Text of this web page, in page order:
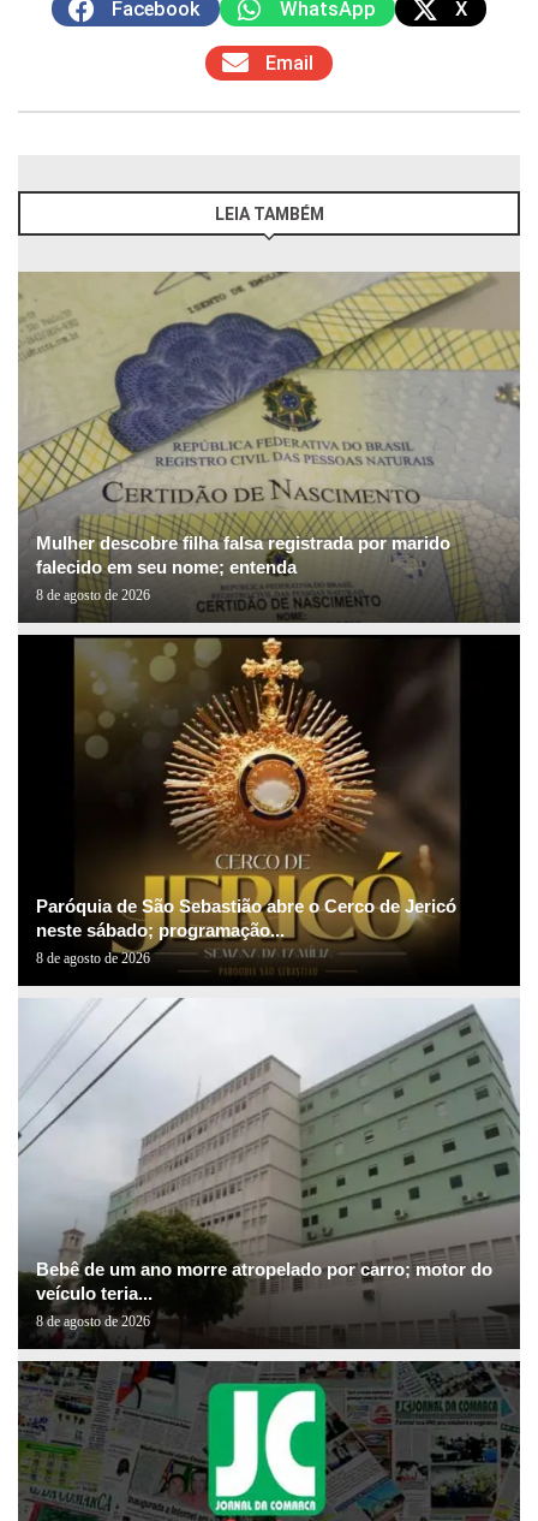
Facebook WhatsApp X
Email
LEIA TAMBÉM
Mulher descobre filha falsa registrada por marido
falecido em seu nome; entenda
8 de agosto de 2026
Paróquia de São Sebastião abre o Cerco de Jericó
neste sábado; programação...
8 de agosto de 2026
Bebê de um ano morre atropelado por carro; motor do
veículo teria...
8 de agosto de 2026